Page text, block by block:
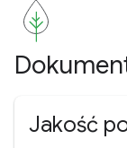
Jakość